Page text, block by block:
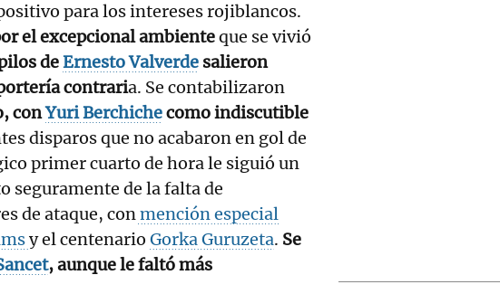
para los intereses rojiblancos.
el excepcional ambienteque se vivió
deErnesto Valverde salieron
contraria. Se contabilizaron
conYuri Berchichecomo indiscutible
disparos que no acabaron en gol de
primer cuarto de hora le siguió un
seguramente de la falta de
de ataque, conmención especial
y el centenario Gorka Guruzeta. Se
, aunque le faltó más